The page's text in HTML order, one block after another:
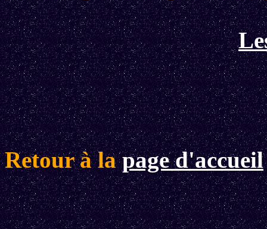
Retour à lapage d'accueil